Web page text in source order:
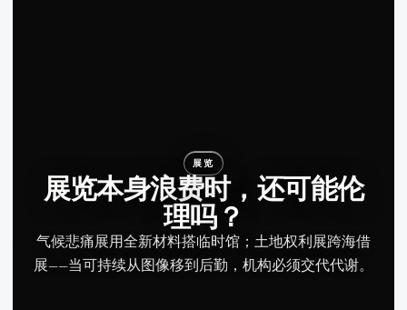
展览
展览本身浪费时，还可能伦
理吗？
气候悲痛展用全新材料搭临时馆；土地权利展跨海借
展——当可持续从图像移到后勤，机构必须交代代谢。